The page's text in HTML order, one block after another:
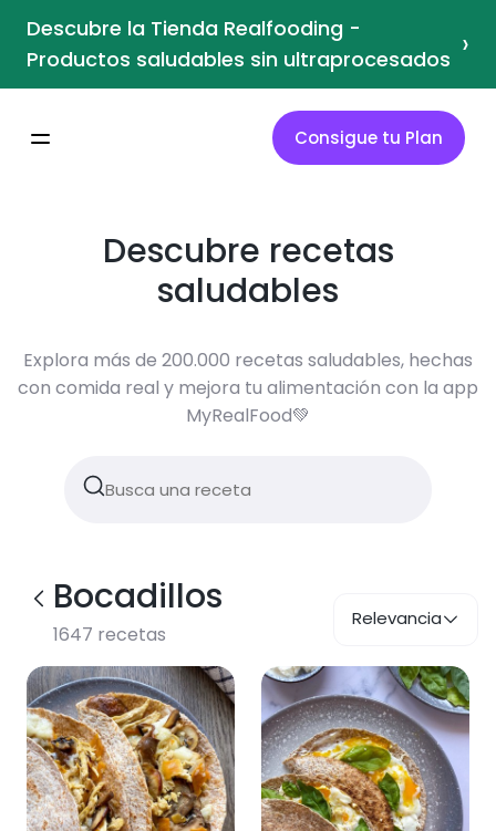
Descubre la Tienda Realfooding -
Productos saludables sin ultraprocesados ›
Consigue tu Plan
Descubre recetas
saludables
Explora más de 200.000 recetas saludables, hechas
con comida real y mejora tu alimentación con la app
MyRealFood💚
Bocadillos
1647 recetas
Relevancia